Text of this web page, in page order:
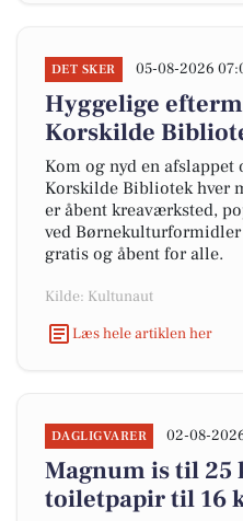
DET SKER 05-08-2026
Hyggelige
Korskilde
Kom og nyd en
Korskilde Bibliotek hver
er åbent kreaværksted,
ved Børnekulturformidler
gratis og åbent for alle.
Kilde: Kultunaut
Læs hele artiklen her
DAGLIGVARER 02-08-
Magnum is til 25
toiletpapir til 16